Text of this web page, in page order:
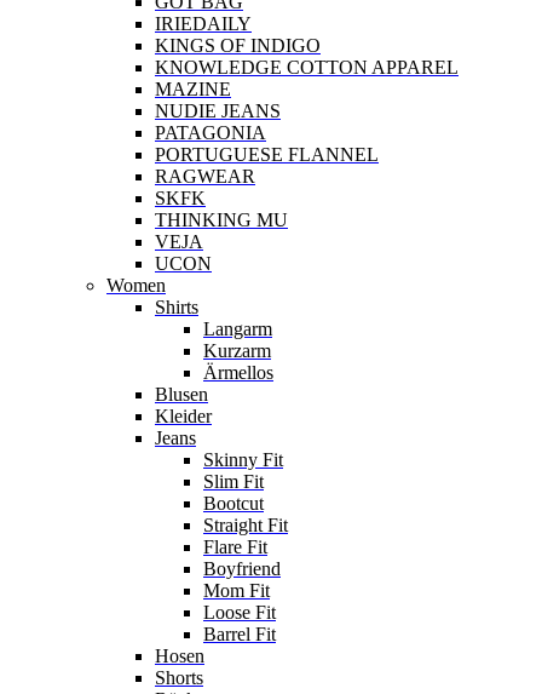
IRIEDAILY
KINGS OF INDIGO
KNOWLEDGE COTTON APPAREL
MAZINE
NUDIE JEANS
PATAGONIA
PORTUGUESE FLANNEL
RAGWEAR
SKFK
THINKING MU
VEJA
UCON
Women
Shirts
Langarm
Kurzarm
Ärmellos
Blusen
Kleider
Jeans
Skinny Fit
Slim Fit
Bootcut
Straight Fit
Flare Fit
Boyfriend
Mom Fit
Loose Fit
Barrel Fit
Hosen
Shorts